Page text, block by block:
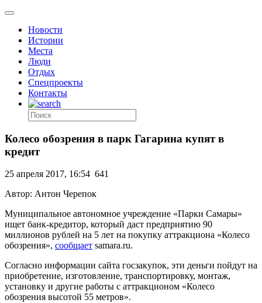
Новости
Истории
Места
Люди
Отдых
Спецпроекты
Контакты
Колесо обозрения в парк Гагарина купят в
кредит
25 апреля 2017, 16:54 641
Автор: Антон Черепок
Муниципальное автономное учреждение «Парки Самары»
ищет банк-кредитор, который даст предприятию 90
миллионов рублей на 5 лет на покупку аттракциона «Колесо
обозрения», сообщает samara.ru.
Согласно информации сайта госзакупок, эти деньги пойдут на
приобретение, изготовление, транспортировку, монтаж,
установку и другие работы с аттракционом «Колесо
обозрения высотой 55 метров».